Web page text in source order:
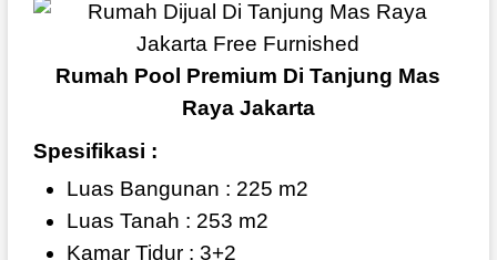
Rumah Pool Premium Di Tanjung Mas
Raya Jakarta
Spesifikasi :
Luas Bangunan : 225 m2
Luas Tanah : 253 m2
Kamar Tidur : 3+2